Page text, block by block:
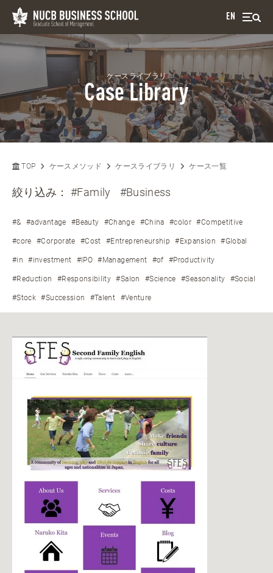
EN
ケースライブラリ
Case Library
TOP ケースメソッド ケースライブラリ ケース一覧
絞り込み：#Family #Business
#& #advantage #Beauty #Change #China #color #Competitive
#core #Corporate #Cost #Entrepreneurship #Expansion #Global
#in #investment #IPO #Management #of #Productivity
#Reduction #Responsibility #Salon #Science #Seasonality #Social
#Stock #Succession #Talent #Venture